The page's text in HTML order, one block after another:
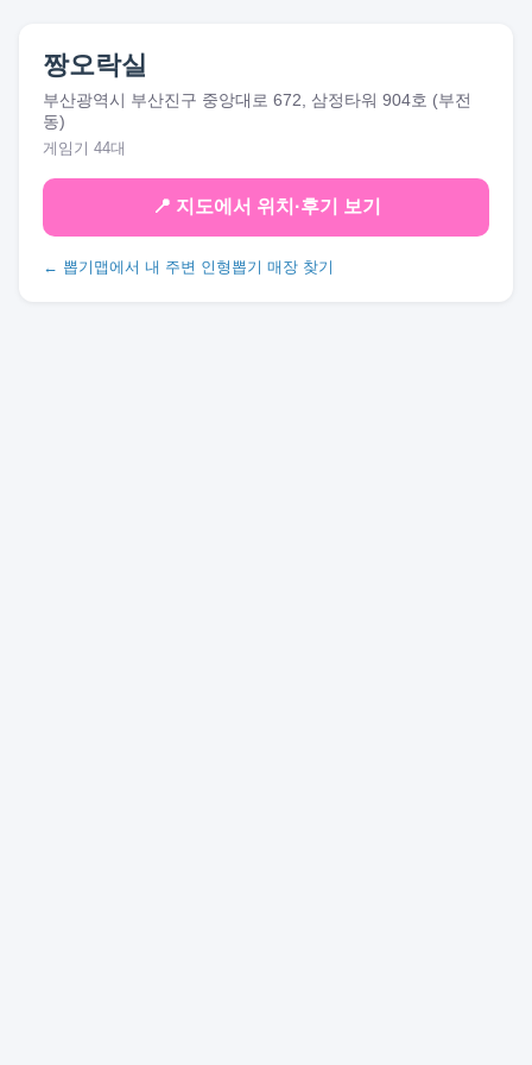
짱오락실
부산광역시 부산진구 중앙대로 672, 삼정타워 904호 (부전
동)
게임기 44대
📍 지도에서 위치·후기 보기
← 뽑기맵에서 내 주변 인형뽑기 매장 찾기